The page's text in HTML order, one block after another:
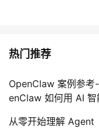
证
实
验
的
收
持
建
议
热门推荐
OpenClaw 案例参考
enClaw 如何用 AI
从零开始理解